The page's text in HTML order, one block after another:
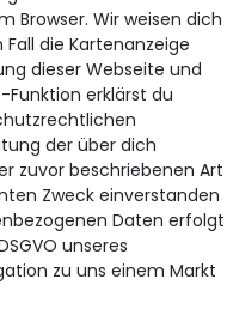
Browser. Wir weisen dich
die Kartenanzeige
dieser Webseite und
erklärst du
der über dich
zuvor beschriebenen Art
Zweck einverstanden
Daten erfolgt
unseres
zu uns einem Markt